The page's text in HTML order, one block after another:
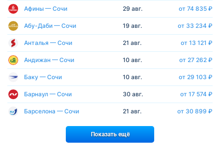
Афины — Сочи 29 авг. от 74 835 ₽
Абу-Даби — Сочи 19 авг. от 33 234 ₽
Анталья — Сочи 21 авг. от 13 121 ₽
Андижан — Сочи 10 авг. от 27 262 ₽
Баку — Сочи 10 авг. от 29 103 ₽
Барнаул — Сочи 30 авг. от 17 574 ₽
Барселона — Сочи 21 авг. от 30 899 ₽
Показать ещё